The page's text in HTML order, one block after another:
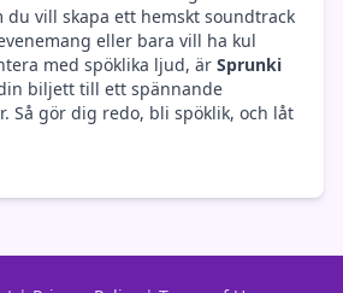
du vill skapa ett hemskt soundtrack
eller bara vill ha kul
med spöklika ljud, är Sprunki
biljett till ett spännande
Så gör dig redo, bli spöklik, och låt